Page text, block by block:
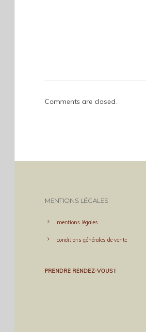
Comments are closed.
MENTIONS LÉGALES
mentions légales
conditions générales de vente
PRENDRE RENDEZ-VOUS !